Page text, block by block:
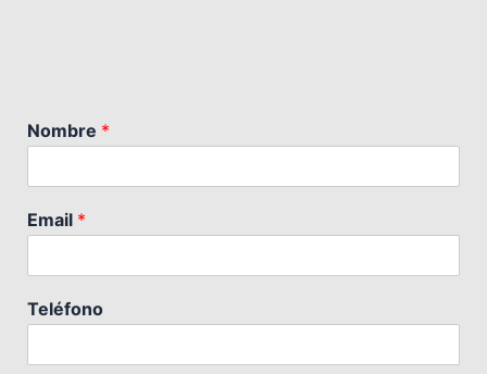
Nombre *
Email *
Teléfono